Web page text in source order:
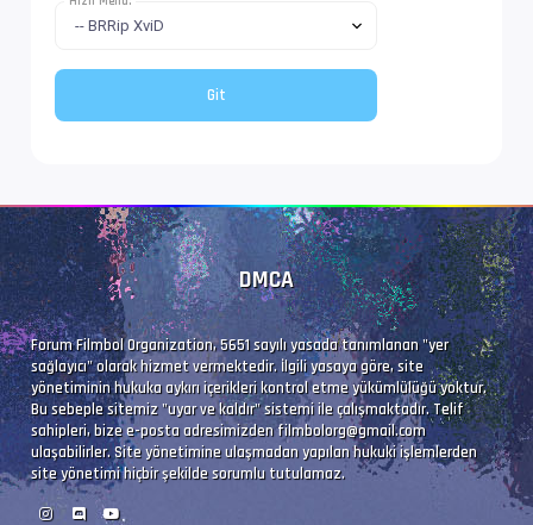
DMCA
Forum Filmbol Organization, 5651 sayılı yasada tanımlanan "yer
sağlayıcı" olarak hizmet vermektedir. İlgili yasaya göre, site
yönetiminin hukuka aykırı içerikleri kontrol etme yükümlülüğü yoktur.
Bu sebeple sitemiz "uyar ve kaldır" sistemi ile çalışmaktadır. Telif
sahipleri, bize e-posta adresimizdenfilmbolorg@gmail.com
ulaşabilirler. Site yönetimine ulaşmadan yapılan hukuki işlemlerden
site yönetimi hiçbir şekilde sorumlu tutulamaz.